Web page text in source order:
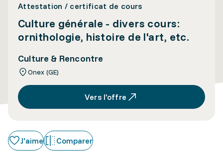
Attestation / certificat de cours
Culture générale - divers cours:
ornithologie, histoire de l'art, etc.
Culture & Rencontre
Onex (GE)
Vers l’offre
J'aime Comparer